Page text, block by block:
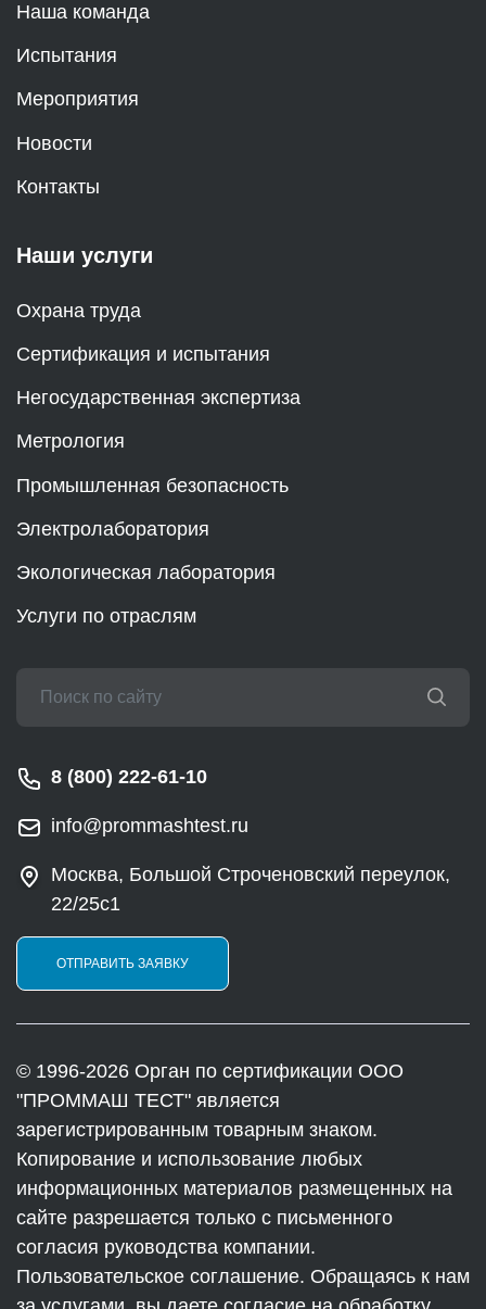
Наша команда
Испытания
Мероприятия
Новости
Контакты
Наши услуги
Охрана труда
Сертификация и испытания
Негосударственная экспертиза
Метрология
Промышленная безопасность
Электролаборатория
Экологическая лаборатория
Услуги по отраслям
8 (800) 222-61-10
info@prommashtest.ru
Москва, Большой Строченовский переулок,
22/25с1
ОТПРАВИТЬ ЗАЯВКУ
© 1996-2026 Орган по сертификации ООО
"ПРОММАШ ТЕСТ" является
зарегистрированным товарным знаком.
Копирование и использование любых
информационных материалов размещенных на
сайте разрешается только с письменного
согласия руководства компании.
Пользовательское соглашение. Обращаясь к нам